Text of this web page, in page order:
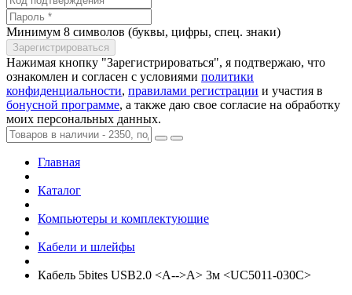
Минимум 8 символов (буквы, цифры, спец. знаки)
Нажимая кнопку "Зарегистрироваться", я подтвержаю, что
ознакомлен и согласен с условиями политики
конфиденциальности, правилами регистрации и участия в
бонусной программе, а также даю свое согласие на обработку
моих персональных данных.
Главная
Каталог
Компьютеры и комплектующие
Кабели и шлейфы
Кабель 5bites USB2.0 <A-->A> 3м <UC5011-030C>